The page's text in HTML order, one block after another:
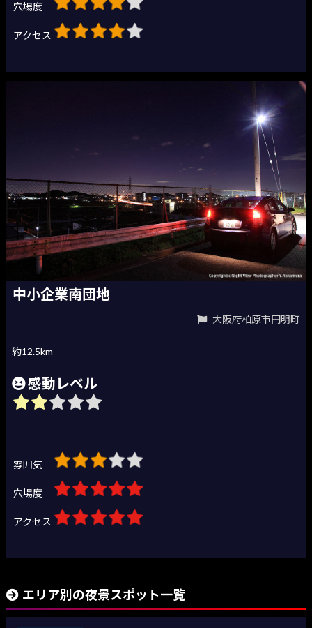
穴場度
アクセス
中小企業南団地
大阪府柏原市円明町
約12.5km
感動レベル
雰囲気
穴場度
アクセス
エリア別の夜景スポット一覧